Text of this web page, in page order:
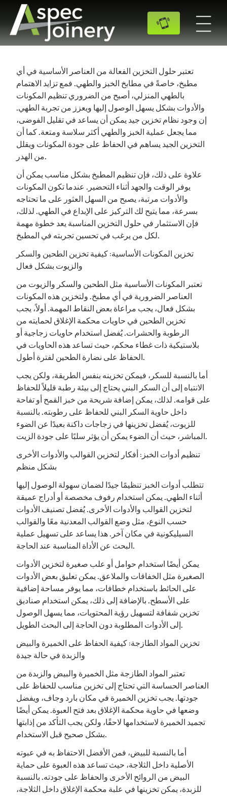
تعتبر حلول التخزين الفعالة من العناصر الأساسية في أي
مطبخ، خاصةً في مطابخ الخبز والطهي. فمع تزايد الاهتمام
بالطهي المنزلي، أصبح من الضروري تنظيم المكونات
والأدوات بشكل يسهل الوصول إليها ويعزز من تجربة الطهي.
إن وجود نظام تخزين جيد يمكن أن يساعد في تقليل الفوضى،
مما يجعل عملية الخبز والطهي أكثر سلاسة ومتعة. كما أن
التخزين الجيد يساهم في الحفاظ على جودة المكونات ويقلل
من الهدر.
علاوة على ذلك، فإن تنظيم المطبخ بشكل مناسب يمكن أن
يوفر الوقت والجهد أثناء التحضير. عندما تكون المكونات
والأدوات مرتبة، يصبح من السهل العثور على ما تحتاجه
بسرعة، مما يتيح لك التركيز على الإبداع في الطهي. لذلك،
فإن الاستثمار في حلول التخزين المناسبة يعد خطوة مهمة
لكل من يرغب في تحسين تجربته في المطبخ.
تخزين المكونات الأساسية: كيفية تخزين الطحين والسكر
والزيوت بشكل فعال
تعتبر المكونات الأساسية مثل الطحين والسكر والزيوت من
العناصر الضرورية في أي مطبخ. ولتخزين هذه المكونات
بشكل فعال، يجب مراعاة بعض النقاط المهمة. أولاً، يجب
تخزين الطحين في حاويات محكمة الإغلاق لحمايته من
الرطوبة والحشرات. يُفضل استخدام حاويات زجاجية أو
بلاستيكية ذات غطاء محكم، حيث تساعد هذه الحاويات في
الحفاظ على نضارة الطحين لفترة أطول.
أما بالنسبة للسكر، فيمكن تخزينه بنفس الطريقة، ولكن يجب
الانتباه إلى أن السكر البني يحتاج إلى بيئة رطبة قليلاً للحفاظ
على قوامه. لذلك، يمكن إضافة شريحة من خبز القمح أو تفاحة
داخل حاوية السكر البني للحفاظ على رطوبته. بالنسبة
للزيوت، يُفضل تخزينها في زجاجات داكنة بعيدًا عن الضوء
المباشر، حيث أن الضوء يمكن أن يؤثر سلبًا على جودة الزيت.
تنظيم أدوات الخبز: أفكار لتخزين القوالب والأدوات الأخرى
بشكل منظم
تتطلب أدوات الخبز تنظيمًا جيدًا لضمان سهولة الوصول إليها
أثناء الطهي. يمكن استخدام رفوف مخصصة أو أدراج عميقة
لتخزين القوالب والأدوات الأخرى. يُفضل تصنيف الأدوات
حسب النوع، مثل وضع القوالب المعدنية معًا والقوالب
السيليكونية في مكان آخر. هذا يساعد على تسهيل عملية
البحث عن الأداة المناسبة عند الحاجة.
يمكن أيضًا استخدام حوامل أو علب صغيرة لتخزين الأدوات
الصغيرة مثل الخفاقات والملاعق. يمكن تعليق بعض الأدوات
على الحائط باستخدام خطافات، مما يوفر مساحة إضافية
على الأسطح. بالإضافة إلى ذلك، يمكن استخدام صناديق
تخزين شفافة لتسهيل رؤية المحتويات، مما يسهل الوصول
إلى الأدوات المطلوبة دون الحاجة إلى البحث الطويل.
تخزين المواد الطازجة: كيفية الحفاظ على الخميرة والبيض
والزبدة في حالة جيدة
تعتبر المواد الطازجة مثل الخميرة والبيض والزبدة من
العناصر الحساسة التي تحتاج إلى تخزين مناسب للحفاظ على
جودتها. يجب تخزين الخميرة في مكان بارد وجاف، ويفضل
وضعها في حاوية محكمة الإغلاق بعد فتح العبوة. يمكن أيضًا
تجميد الخميرة لاستخدامها لاحقًا، ولكن يجب التأكد من إذابتها
بشكل صحيح قبل الاستخدام.
أما بالنسبة للبيض، فمن الأفضل الاحتفاظ به في عبوته
الأصلية داخل الثلاجة، حيث تساعد هذه العبوة على حماية
البيض من الروائح الأخرى والحفاظ على جودته. بالنسبة
للزبدة، يمكن تخزينها في علبة محكمة الإغلاق داخل الثلاجة،